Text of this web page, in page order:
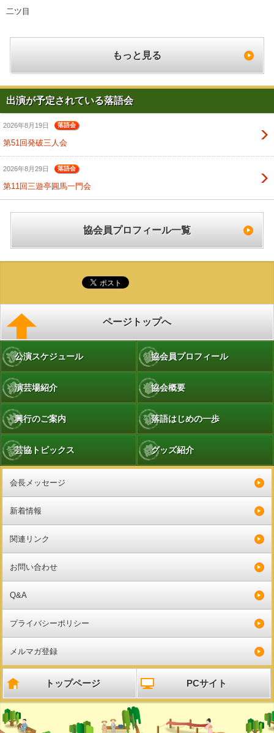
二ツ目
もっと見る
出演が予定されている落語会
2026年8月19日 落語会
第51回発破三人会
2026年8月29日 落語会
第11回三遊亭圓馬一門会
協会員プロフィール一覧
ページトップへ
公演スケジュール 協会員プロフィール
演芸場紹介 協会概要
興行のご案内 落語はじめの一歩
芸協トピックス グッズ紹介
会長メッセージ
新着情報
関連リンク
お問い合わせ
Q&A
プライバシーポリシー
メルマガ登録
トップページ PCサイト